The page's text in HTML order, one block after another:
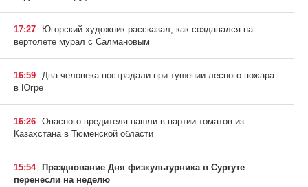
17:27
Югорский художник рассказал, как создавался на
вертолете мурал с Салмановым
16:59 Два человека пострадали при тушении лесного пожара
в Югре
16:26 Опасного вредителя нашли в партии томатов из
Казахстана в Тюменской области
15:54
Празднование Дня физкультурника в Сургуте
перенесли на неделю